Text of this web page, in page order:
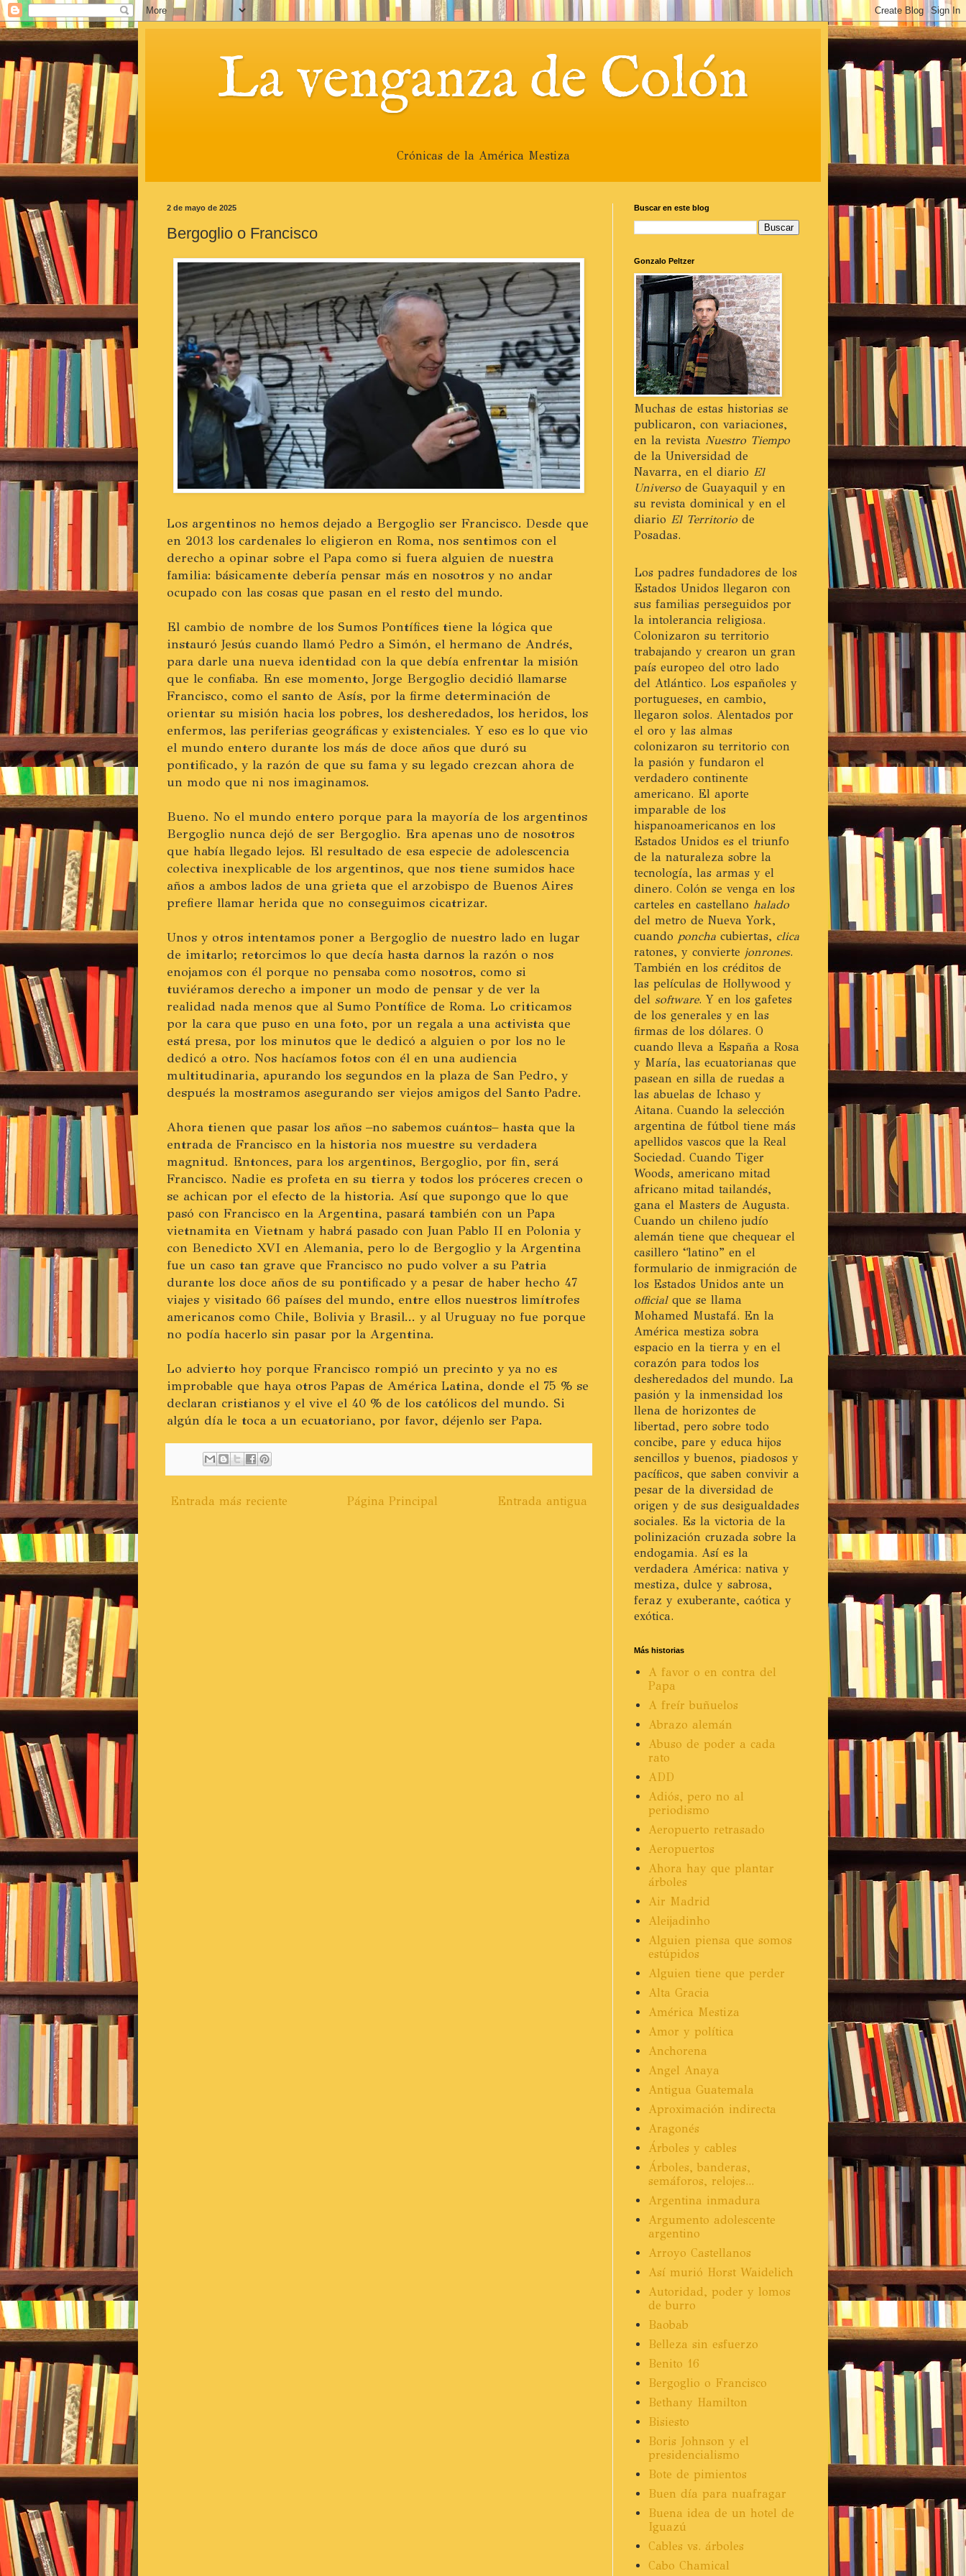
La venganza de Colón
Crónicas de la América Mestiza
2 de mayo de 2025
Bergoglio o Francisco
Los argentinos no hemos dejado a Bergoglio ser Francisco. Desde que
en 2013 los cardenales lo eligieron en Roma, nos sentimos con el
derecho a opinar sobre el Papa como si fuera alguien de nuestra
familia: básicamente debería pensar más en nosotros y no andar
ocupado con las cosas que pasan en el resto del mundo.
El cambio de nombre de los Sumos Pontífices tiene la lógica que
instauró Jesús cuando llamó Pedro a Simón, el hermano de Andrés,
para darle una nueva identidad con la que debía enfrentar la misión
que le confiaba. En ese momento, Jorge Bergoglio decidió llamarse
Francisco, como el santo de Asís, por la firme determinación de
orientar su misión hacia los pobres, los desheredados, los heridos, los
enfermos, las periferias geográficas y existenciales. Y eso es lo que vio
el mundo entero durante los más de doce años que duró su
pontificado, y la razón de que su fama y su legado crezcan ahora de
un modo que ni nos imaginamos.
Bueno. No el mundo entero porque para la mayoría de los argentinos
Bergoglio nunca dejó de ser Bergoglio. Era apenas uno de nosotros
que había llegado lejos. El resultado de esa especie de adolescencia
colectiva inexplicable de los argentinos, que nos tiene sumidos hace
años a ambos lados de una grieta que el arzobispo de Buenos Aires
prefiere llamar herida que no conseguimos cicatrizar.
Unos y otros intentamos poner a Bergoglio de nuestro lado en lugar
de imitarlo; retorcimos lo que decía hasta darnos la razón o nos
enojamos con él porque no pensaba como nosotros, como si
tuviéramos derecho a imponer un modo de pensar y de ver la
realidad nada menos que al Sumo Pontífice de Roma. Lo criticamos
por la cara que puso en una foto, por un regala a una activista que
está presa, por los minutos que le dedicó a alguien o por los no le
dedicó a otro. Nos hacíamos fotos con él en una audiencia
multitudinaria, apurando los segundos en la plaza de San Pedro, y
después la mostramos asegurando ser viejos amigos del Santo Padre.
Ahora tienen que pasar los años –no sabemos cuántos– hasta que la
entrada de Francisco en la historia nos muestre su verdadera
magnitud. Entonces, para los argentinos, Bergoglio, por fin, será
Francisco. Nadie es profeta en su tierra y todos los próceres crecen o
se achican por el efecto de la historia. Así que supongo que lo que
pasó con Francisco en la Argentina, pasará también con un Papa
vietnamita en Vietnam y habrá pasado con Juan Pablo II en Polonia y
con Benedicto XVI en Alemania, pero lo de Bergoglio y la Argentina
fue un caso tan grave que Francisco no pudo volver a su Patria
durante los doce años de su pontificado y a pesar de haber hecho 47
viajes y visitado 66 países del mundo, entre ellos nuestros limítrofes
americanos como Chile, Bolivia y Brasil... y al Uruguay no fue porque
no podía hacerlo sin pasar por la Argentina.
Lo advierto hoy porque Francisco rompió un precinto y ya no es
improbable que haya otros Papas de América Latina, donde el 75 % se
declaran cristianos y el vive el 40 % de los católicos del mundo. Si
algún día le toca a un ecuatoriano, por favor, déjenlo ser Papa.
Entrada más reciente Entrada antigua
Página Principal
Buscar en este blog
Gonzalo Peltzer
Muchas de estas historias se
publicaron, con variaciones,
en la revista Nuestro Tiempo
de la Universidad de
Navarra, en el diario El
Universode Guayaquil y en
su revista dominical y en el
diario El Territoriode
Posadas.
Los padres fundadores de los
Estados Unidos llegaron con
sus familias perseguidos por
la intolerancia religiosa.
Colonizaron su territorio
trabajando y crearon un gran
país europeo del otro lado
del Atlántico. Los españoles y
portugueses, en cambio,
llegaron solos. Alentados por
el oro y las almas
colonizaron su territorio con
la pasión y fundaron el
verdadero continente
americano. El aporte
imparable de los
hispanoamericanos en los
Estados Unidos es el triunfo
de la naturaleza sobre la
tecnología, las armas y el
dinero. Colón se venga en los
carteles en castellano halado
del metro de Nueva York,
cuando poncha cubiertas, clica
ratones, y convierte jonrones.
También en los créditos de
las películas de Hollywood y
del software. Y en los gafetes
de los generales y en las
firmas de los dólares. O
cuando lleva a España a Rosa
y María, las ecuatorianas que
pasean en silla de ruedas a
las abuelas de Ichaso y
Aitana. Cuando la selección
argentina de fútbol tiene más
apellidos vascos que la Real
Sociedad. Cuando Tiger
Woods, americano mitad
africano mitad tailandés,
gana el Masters de Augusta.
Cuando un chileno judío
alemán tiene que chequear el
casillero “latino” en el
formulario de inmigración de
los Estados Unidos ante un
officialque se llama
Mohamed Mustafá. En la
América mestiza sobra
espacio en la tierra y en el
corazón para todos los
desheredados del mundo. La
pasión y la inmensidad los
llena de horizontes de
libertad, pero sobre todo
concibe, pare y educa hijos
sencillos y buenos, piadosos y
pacíficos, que saben convivir a
pesar de la diversidad de
origen y de sus desigualdades
sociales. Es la victoria de la
polinización cruzada sobre la
endogamia. Así es la
verdadera América: nativa y
mestiza, dulce y sabrosa,
feraz y exuberante, caótica y
exótica.
Más historias
A favor o en contra del
Papa
A freír buñuelos
Abrazo alemán
Abuso de poder a cada
rato
ADD
Adiós, pero no al
periodismo
Aeropuerto retrasado
Aeropuertos
Ahora hay que plantar
árboles
Air Madrid
Aleijadinho
Alguien piensa que somos
estúpidos
Alguien tiene que perder
Alta Gracia
América Mestiza
Amor y política
Anchorena
Angel Anaya
Antigua Guatemala
Aproximación indirecta
Aragonés
Árboles y cables
Árboles, banderas,
semáforos, relojes...
Argentina inmadura
Argumento adolescente
argentino
Arroyo Castellanos
Así murió Horst Waidelich
Autoridad, poder y lomos
de burro
Baobab
Belleza sin esfuerzo
Benito 16
Bergoglio o Francisco
Bethany Hamilton
Bisiesto
Boris Johnson y el
presidencialismo
Bote de pimientos
Buen día para nuafragar
Buena idea de un hotel de
Iguazú
Cables vs. árboles
Cabo Chamical